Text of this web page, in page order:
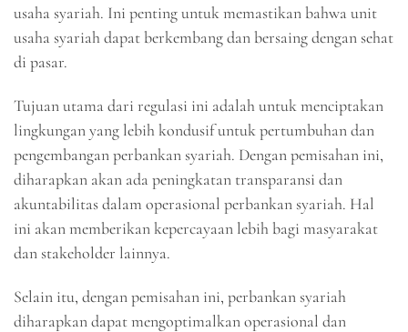
usaha syariah. Ini penting untuk memastikan bahwa unit
usaha syariah dapat berkembang dan bersaing dengan sehat
di pasar.
Tujuan utama dari regulasi ini adalah untuk menciptakan
lingkungan yang lebih kondusif untuk pertumbuhan dan
pengembangan perbankan syariah. Dengan pemisahan ini,
diharapkan akan ada peningkatan transparansi dan
akuntabilitas dalam operasional perbankan syariah. Hal
ini akan memberikan kepercayaan lebih bagi masyarakat
dan stakeholder lainnya.
Selain itu, dengan pemisahan ini, perbankan syariah
diharapkan dapat mengoptimalkan operasional dan